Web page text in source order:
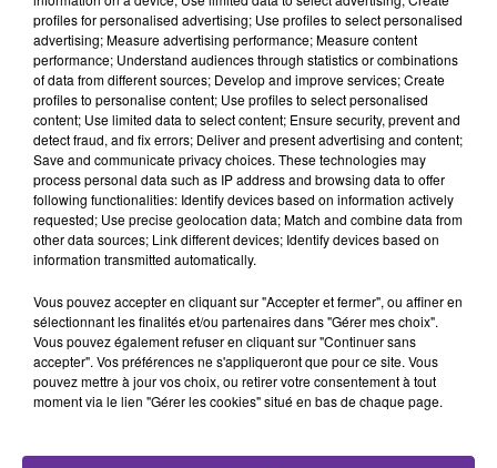
ليستعيد عافيته ما قبل النزاع عام ٢٠١١
- الاتحاد الاوروبي يشترط على لبنان اعادة تاهيل قطاعه
المصرفي ليحصل على المساعدات الاوروبية.
للحديث عن هذين الملفين، استضافت اذاعة الشرق عميد كلية
ادارة الاعمال في جامعة القديس يوسف ورئيس الاتحاد الدولي
لرجال وسيدات الاعمال اللبنانيين البروفسور فؤاد زمكحل
0:00
profiles for personalised advertising; Use profiles to select personalised
advertising; Measure advertising performance; Measure content
performance; Understand audiences through statistics or combinations
of data from different sources; Develop and improve services; Create
profiles to personalise content; Use profiles to select personalised
content; Use limited data to select content; Ensure security, prevent and
detect fraud, and fix errors; Deliver and present advertising and content;
Save and communicate privacy choices. These technologies may
process personal data such as IP address and browsing data to offer
following functionalities: Identify devices based on information actively
requested; Use precise geolocation data; Match and combine data from
other data sources; Link different devices; Identify devices based on
information transmitted automatically.
Vous pouvez accepter en cliquant sur "Accepter et fermer", ou affiner en
sélectionnant les finalités et/ou partenaires dans "Gérer mes choix".
Vous pouvez également refuser en cliquant sur "Continuer sans
accepter". Vos préférences ne s'appliqueront que pour ce site. Vous
pouvez mettre à jour vos choix, ou retirer votre consentement à tout
moment via le lien "Gérer les cookies" situé en bas de chaque page.